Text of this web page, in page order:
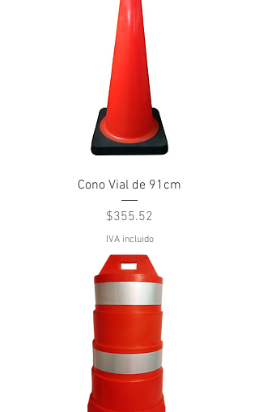
Cono Vial de 91cm
Precio
$355.52
IVA incluido